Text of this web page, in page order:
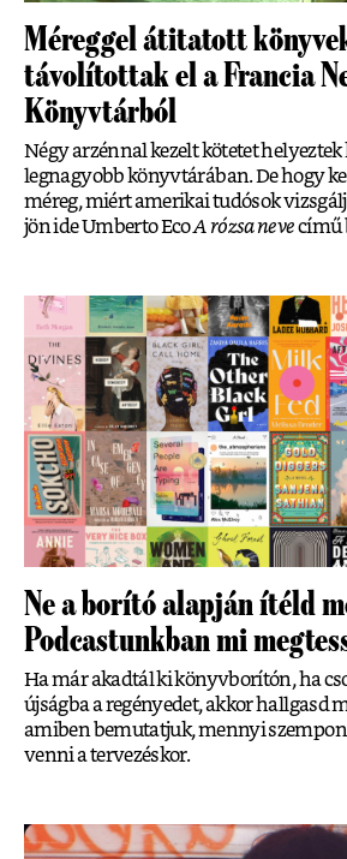
Méreggel átitatott
távolítottak el a Francia
Könyvtárból
Négy arzénnal kezelt kötetet
legnagyobb könyvtárában. De hogy
méreg, miért amerikai tudósok
jön ide Umberto EcoA rózsa nevecímű
Ne a borító alapján ítéld
Podcastunkban mi
Ha már akadtál ki könyvborítón, ha
újságba a regényedet, akkor hallgasd
amiben bemutatjuk, mennyi
venni a tervezéskor.